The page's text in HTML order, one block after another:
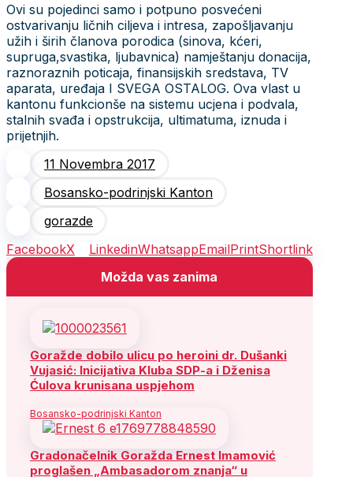
Ovi su pojedinci samo i potpuno posvećeni
ostvarivanju ličnih ciljeva i intresa, zapošljavanju
užih i širih članova porodica (sinova, kćeri,
supruga,svastika, ljubavnica) namještanju donacija,
raznoraznih poticaja, finansijskih sredstava, TV
aparata, uređaja I SVEGA OSTALOG. Ova vlast u
kantonu funkcionše na sistemu ucjena i podvala,
stalnih svađa i opstrukcija, ultimatuma, iznuda i
prijetnjih.
11 Novembra 2017
Bosansko-podrinjski Kanton
gorazde
FacebookX LinkedinWhatsappEmailPrintShortlink
Možda vas zanima
Goražde dobilo ulicu po heroini dr. Dušanki
Vujasić: Inicijativa Kluba SDP-a i Dženisa
Ćulova krunisana uspjehom
Bosansko-podrinjski Kanton
Gradonačelnik Goražda Ernest Imamović
proglašen „Ambasadorom znanja“ u